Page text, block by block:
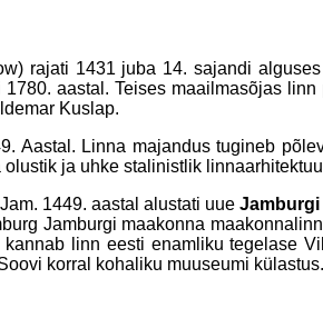
rajati 1431 juba 14. sajandi
aastal. Teises maailmasõjas
Kuslap.
Aastal. Linna majandus tugineb
ja uhke stalinistlik
1449. aastal alustati uue Jamburgi
Jamburgi maakonna
linn eesti enamliku tegelase
korral kohaliku muuseumi